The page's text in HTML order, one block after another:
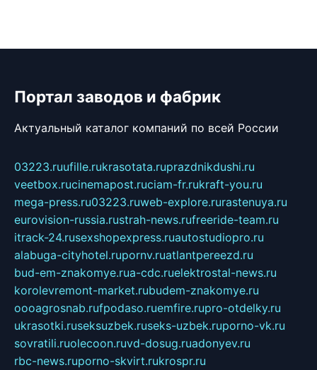
Портал заводов и фабрик
Актуальный каталог компаний по всей России
03223.ruufille.rukrasotata.ruprazdnikdushi.ru
veetbox.rucinemapost.ruciam-fr.rukraft-you.ru
mega-press.ru03223.ruweb-explore.rurastenuya.ru
eurovision-russia.rustrah-news.rufreeride-team.ru
itrack-24.rusexshopexpress.ruautostudiopro.ru
alabuga-cityhotel.rupornv.ruatlantpereezd.ru
bud-em-znakomye.rua-cdc.ruelektrostal-news.ru
korolevremont-market.rubudem-znakomye.ru
oooagrosnab.rufpodaso.ruemfire.rupro-otdelky.ru
ukrasotki.ruseksuzbek.ruseks-uzbek.ruporno-vk.ru
sovratili.ruolecoon.ruvd-dosug.ruadonyev.ru
rbc-news.ruporno-skvirt.rukrospr.ru